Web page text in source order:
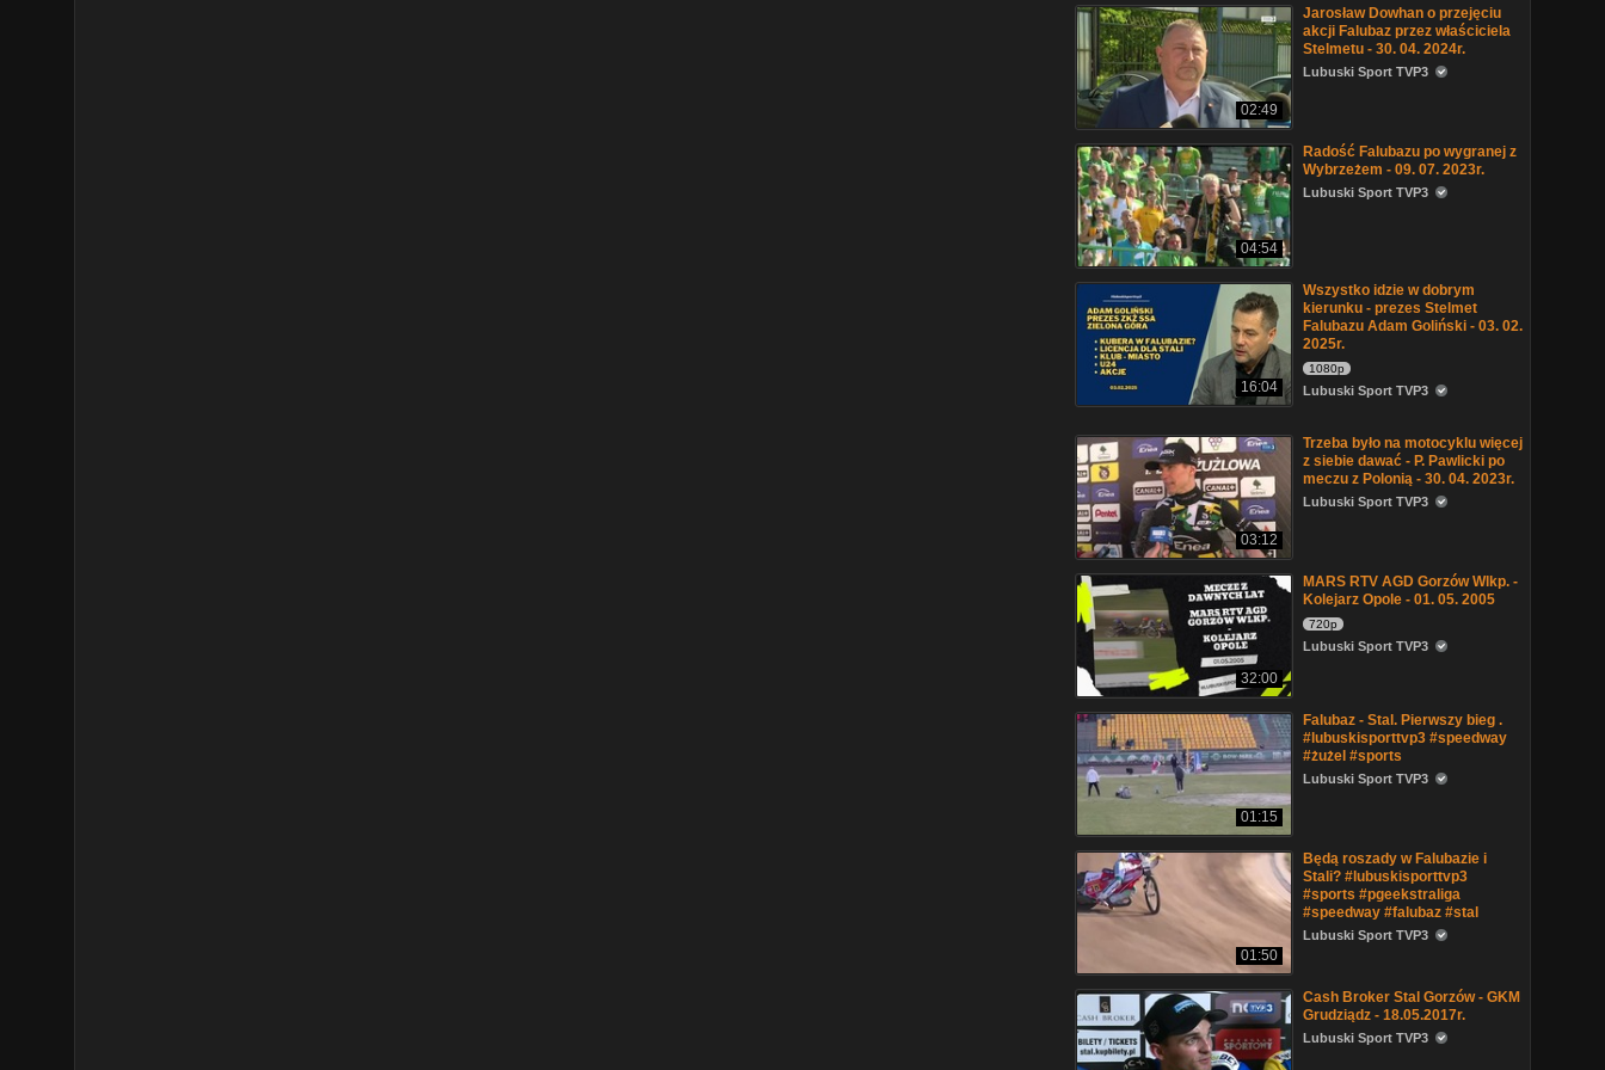
02:49
Jarosław Dowhan o przejęciu
akcji Falubaz przez właściciela
Stelmetu - 30. 04. 2024r.
Lubuski Sport TVP3
04:54
Radość Falubazu po wygranej z
Wybrzeżem - 09. 07. 2023r.
Lubuski Sport TVP3
16:04
Wszystko idzie w dobrym
kierunku - prezes Stelmet
Falubazu Adam Goliński - 03. 02.
2025r.
1080p
Lubuski Sport TVP3
03:12
Trzeba było na motocyklu więcej
z siebie dawać - P. Pawlicki po
meczu z Polonią - 30. 04. 2023r.
Lubuski Sport TVP3
32:00
MARS RTV AGD Gorzów Wlkp. -
Kolejarz Opole - 01. 05. 2005
720p
Lubuski Sport TVP3
01:15
Falubaz - Stal. Pierwszy bieg .
#lubuskisporttvp3 #speedway
#żużel #sports
Lubuski Sport TVP3
01:50
Będą roszady w Falubazie i
Stali? #lubuskisporttvp3
#sports #pgeekstraliga
#speedway #falubaz #stal
Lubuski Sport TVP3
Cash Broker Stal Gorzów - GKM
Grudziądz - 18.05.2017r.
Lubuski Sport TVP3